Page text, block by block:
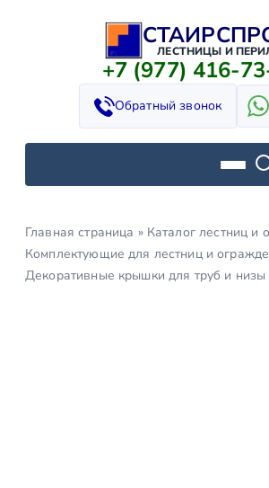
ЛЕСТНИЦЫ И
+7 (977) 416-
Обратный звонок
Главная страница » Каталог лестниц и
Комплектующие для лестниц и
Декоративные крышки для труб и низы